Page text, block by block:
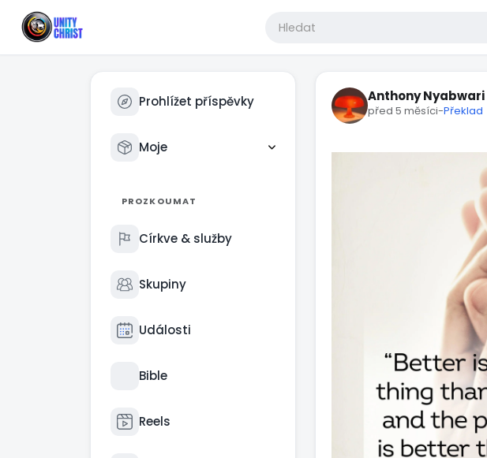
Prohlížet příspěvky
Moje
PROZKOUMAT
Církve & služby
Skupiny
Události
Bible
Reels
Anthony Nyabwari
před 5 měsíci-Překlad